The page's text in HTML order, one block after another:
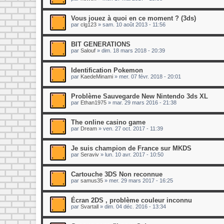
Vous jouez à quoi en ce moment ? (3ds)
par clg123 » sam. 10 août 2013 - 11:56
BIT GENERATIONS
par Salouf » dim. 18 mars 2018 - 20:39
Identification Pokemon
par KaedeMinami » mer. 07 févr. 2018 - 20:01
Problème Sauvegarde New Nintendo 3ds XL
par Ethan1975 » mar. 29 mars 2016 - 21:38
The online casino game
par Dream » ven. 27 oct. 2017 - 11:39
Je suis champion de France sur MKDS
par Seraviv » lun. 10 avr. 2017 - 10:50
Cartouche 3DS Non reconnue
par samus35 » mer. 29 mars 2017 - 16:25
Écran 2DS , problème couleur inconnu
par Svartall » dim. 04 déc. 2016 - 13:34